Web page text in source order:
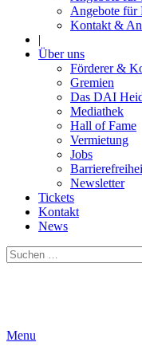
Angebote für
Kontakt &
|
Über uns
Förderer &
Gremien
Das DAI
Mediathek
Hall of Fame
Vermietung
Jobs
Newsletter
Tickets
Kontakt
News
Suchen
nach:
Menu